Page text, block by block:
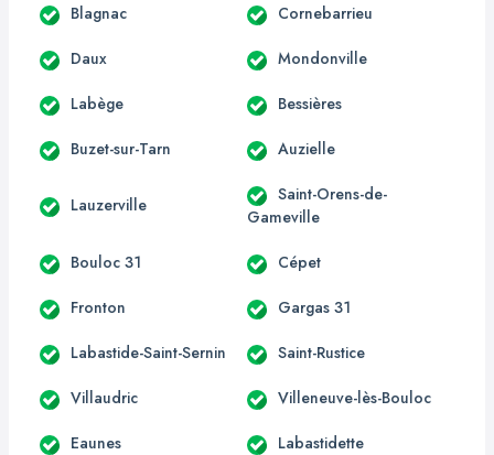
Blagnac Cornebarrieu
Daux Mondonville
Labège Bessières
Buzet-sur-Tarn Auzielle
Lauzerville
Saint-Orens-de-
Gameville
Bouloc 31 Cépet
Fronton Gargas 31
Labastide-Saint-Sernin Saint-Rustice
Villaudric Villeneuve-lès-Bouloc
Eaunes Labastidette